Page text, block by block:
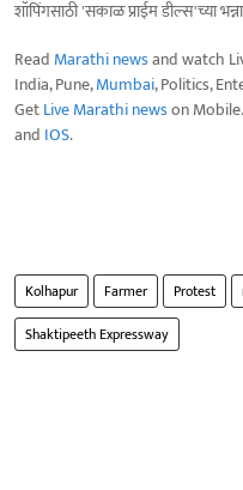
शॉपिंगसाठी 'सकाळ प्राईम डील्स'च्या
Read Marathi newsand watch
India, Pune,Mumbai, Politics,
GetLive Marathi newson
and IOS.
Kolhapur Farmer Protest
Shaktipeeth Expressway